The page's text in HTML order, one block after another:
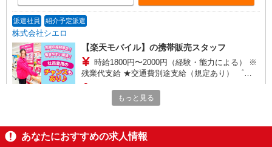
+゜・。○。・゜+゜ 入社祝い金10万円支給(規定
有) お友達を紹介頂くと, インセンティブ支給(規定
派遣社員 紹介予定派遣
株式会社シエロ
【楽天モバイル】の携帯販売スタッフ
時給1800円〜2000円（経験・能力による） ※
残業代支給 ★交通費別途支給（規定あり） ゜
+゜・。○。・゜+゜・。○。・゜+゜ 入社祝い金10
万円支給(規定有) お友達を紹介頂くと, インセンテ
ィブ支給(規定有) ★月2回払い・週払い可能（規程
兵庫県西宮市の楽天モバイルショップ
派遣社員 紹介予定派遣
もっと見る
あなたにおすすめの求人情報